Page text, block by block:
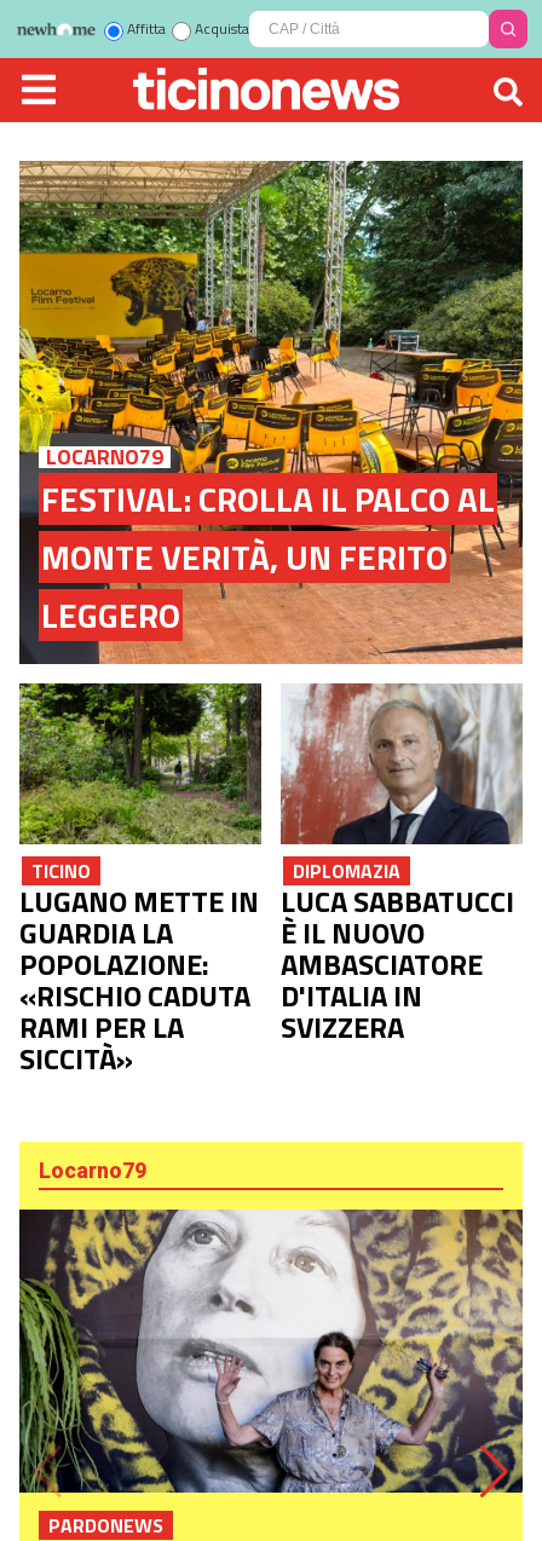
Affitta Acquista
LOCARNO79
FESTIVAL: CROLLA IL PALCO AL
MONTE VERITÀ, UN FERITO
LEGGERO
TICINO
LUGANO METTE IN
GUARDIA LA
POPOLAZIONE:
«RISCHIO CADUTA
RAMI PER LA
SICCITÀ»
DIPLOMAZIA
LUCA SABBATUCCI
È IL NUOVO
AMBASCIATORE
D'ITALIA IN
SVIZZERA
Locarno79
PARDONEWS